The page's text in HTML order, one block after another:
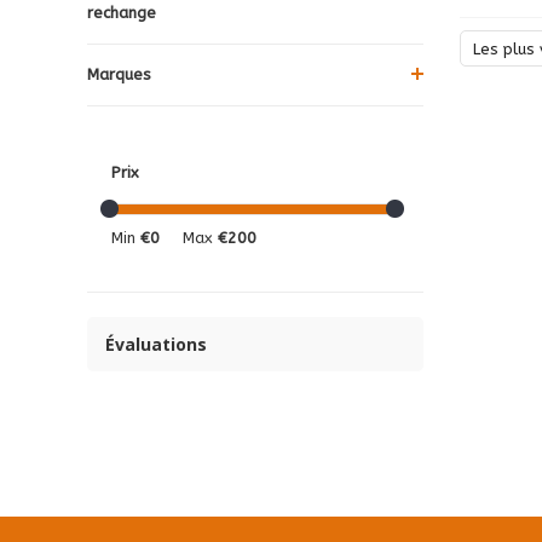
rechange
Marques
Prix
Min €0 Max €200
Évaluations
Les plus